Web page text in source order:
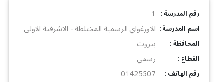
: رقم المدرسة 1
: اسم المدرسة الاورغواي الرسمية المختلطة - الاشرفية الاولى
: المحافظة بيروت
: القطاع رسمي
: رقم الهاتف
01425507